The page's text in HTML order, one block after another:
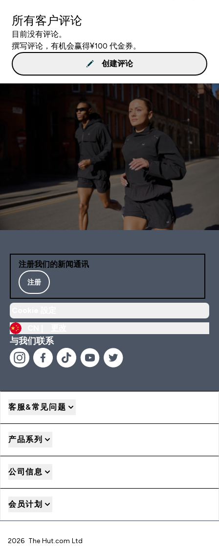
所有客户评论
目前没有评论。
撰写评论，有机会赢得¥100 代金券。
创建评论
注册我们的新闻通讯
注册
与我们联系
客服&常见问题
产品系列
公司信息
会员计划
2026 The Hut.com Ltd